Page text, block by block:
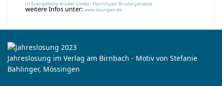
(c) Evangelische Brüder-Unität - Herrnhuter Brüdergemeine
weitere Infos unter: www.losungen.de
Jahreslosung im Verlag am Birnbach - Motiv von Stefanie
Bahlinger, Mössingen